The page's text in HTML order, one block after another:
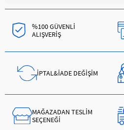
%100 GÜVENLİ
ALIŞVERİŞ
İPTAL&İADE DEĞİŞİM
MAĞAZADAN TESLİM
SEÇENEĞİ